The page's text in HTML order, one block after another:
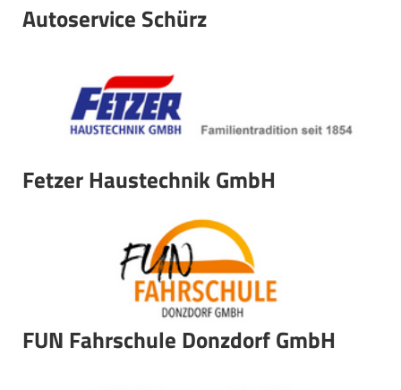
Autoservice Schürz
Fetzer Haustechnik GmbH
FUN Fahrschule Donzdorf GmbH